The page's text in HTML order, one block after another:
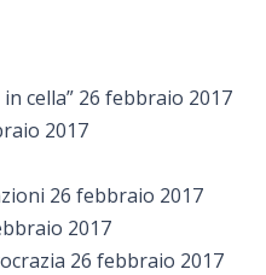
cella” 26 febbraio 2017
2017
26 febbraio 2017
2017
26 febbraio 2017